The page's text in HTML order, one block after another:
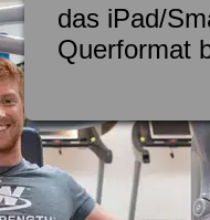
das iPad/
Querformat